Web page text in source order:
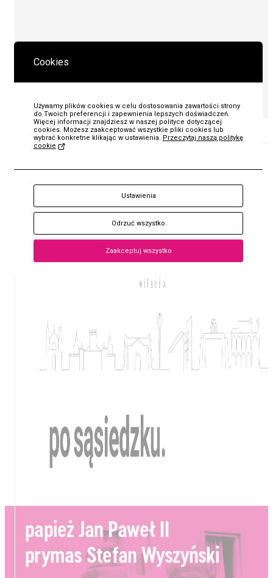
KUP
Bilet
sąsiedzku. Wykłady w Muzeum (nie tylko o Muzeum)
ramach którego spotkania odbywają się wMt 5,14|
Muzeum Jana Pawła II i Prymasa Wyszyńskiego w każdą
drugą niedzielę miesiąca o godz. 13.00.
papież Jan Paweł II
prymas Stefan Wyszyński
Cookies
Używamy plików cookies w celu dostosowania zawartości strony
do Twoich preferencji i zapewnienia lepszych doświadczeń.
Więcej informacji znajdziesz w naszej polityce dotyczącej
cookies. Możesz zaakceptować wszystkie pliki cookies lub
wybrać konkretne klikając w ustawienia. Przeczytaj naszą politykę
cookie
Ustawienia
Odrzuć wszystko
Zaakceptuj wszystko